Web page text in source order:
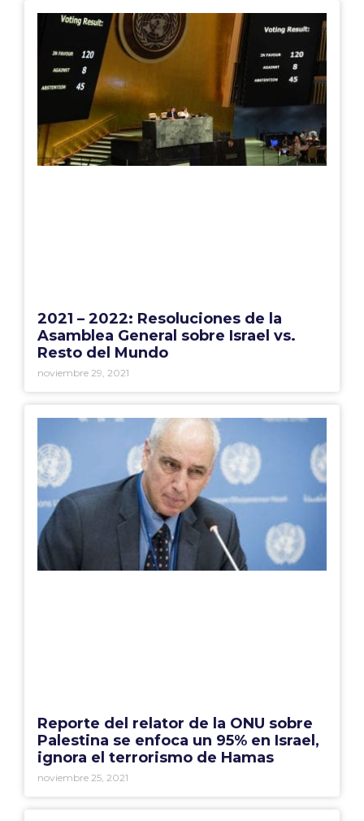
2021 – 2022: Resoluciones de la
Asamblea General sobre Israel vs.
Resto del Mundo
noviembre 29, 2021
Reporte del relator de la ONU sobre
Palestina se enfoca un 95% en Israel,
ignora el terrorismo de Hamas
noviembre 25, 2021